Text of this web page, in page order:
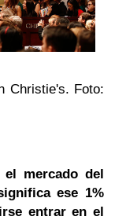
Christie's. Foto:
el mercado del
ese 1%
entrar en el